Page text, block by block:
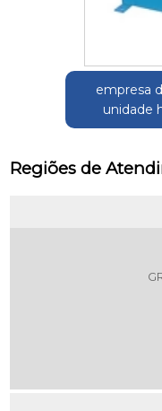
empresa
unidade
Regiões de